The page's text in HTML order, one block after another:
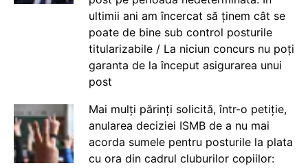
ultimii ani am încercat să ținem cât se
poate de bine sub control posturile
titularizabile / La niciun concurs nu poți
garanta de la început asigurarea unui
post
Mai mulți părinți solicită, într-o petiție,
anularea deciziei ISMB de a nu mai
acorda sumele pentru posturile la plata
cu ora din cadrul cluburilor copiilor: